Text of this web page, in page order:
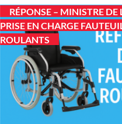
RÉPONSE – MINISTRE DE
PRISE EN CHARGE
ROULANTS